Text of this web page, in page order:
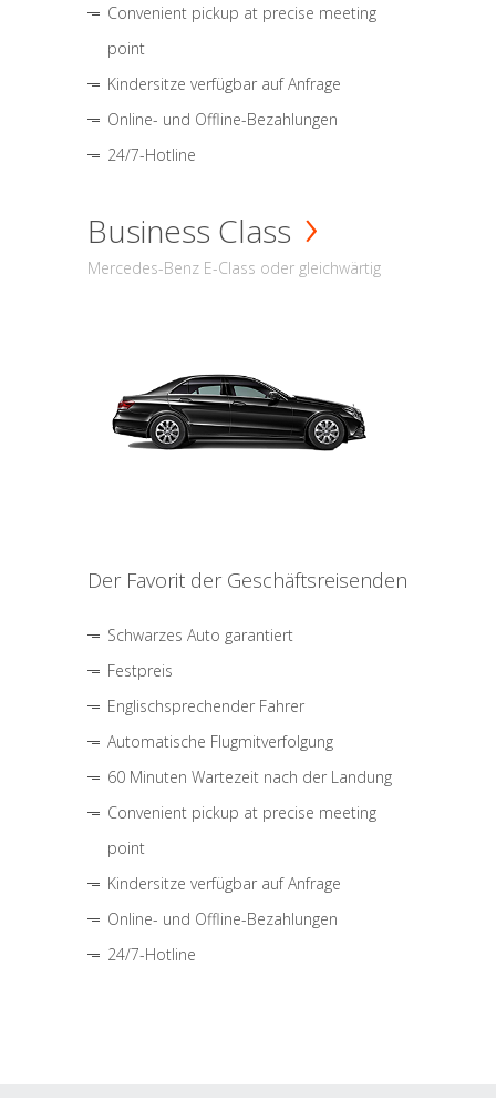
Convenient pickup at precise meeting
point
Kindersitze verfügbar auf Anfrage
Online- und Offline-Bezahlungen
24/7-Hotline
Business Class
Mercedes-Benz E-Class oder gleichwärtig
Der Favorit der Geschäftsreisenden
Schwarzes Auto garantiert
Festpreis
Englischsprechender Fahrer
Automatische Flugmitverfolgung
60 Minuten Wartezeit nach der Landung
Convenient pickup at precise meeting
point
Kindersitze verfügbar auf Anfrage
Online- und Offline-Bezahlungen
24/7-Hotline